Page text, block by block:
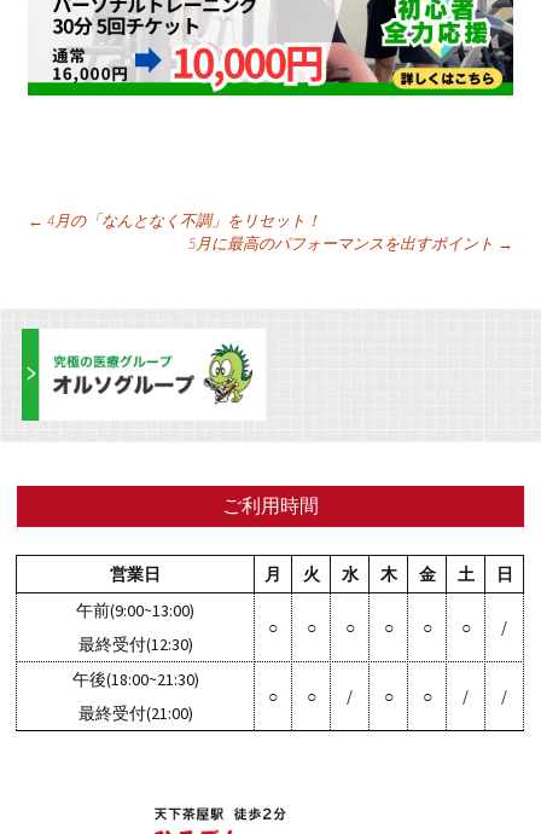
投
稿
ナ
ビ
ゲ
ー
シ
← 4月の「なんとなく不調」をリセット！
5月に最高のパフォーマンスを出すポイント →
ご利用時間
営業日 月 火 水 木 金 土
日
午前(9:00~13:00)
最終受付(12:30)
○ ○ ○ ○ ○ ○ /
午後(18:00~21:30)
最終受付(21:00)
○ ○ / ○ ○ / /